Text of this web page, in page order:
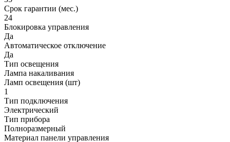
Срок гарантии (мес.)
24
Блокировка управления
Да
Автоматическое отключение
Да
Тип освещения
Лампа накаливания
Ламп освещения (шт)
1
Тип подключения
Электрический
Тип прибора
Полноразмерный
Материал панели управления